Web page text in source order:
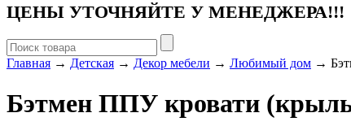
ЦЕНЫ УТОЧНЯЙТЕ У МЕНЕДЖЕРА!!!
Главная → Детская → Декор мебели → Любимый дом →
Бэтмен ППУ кровати